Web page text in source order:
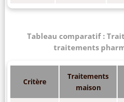
Tableau comparatif :
traitements
Critère
Traitements
maison